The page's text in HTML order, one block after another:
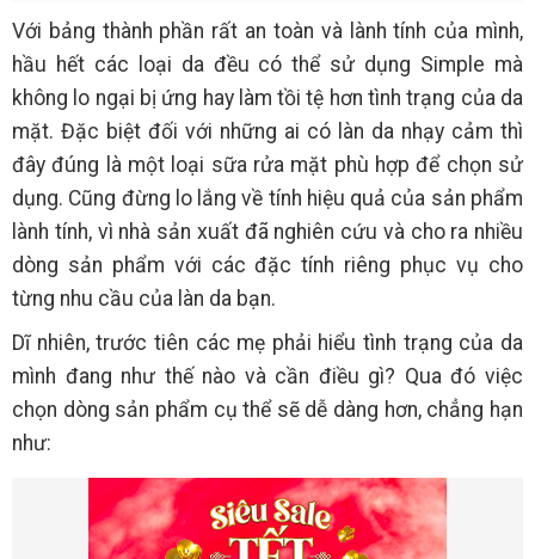
Với bảng thành phần rất an toàn và lành tính của mình,
hầu hết các loại da đều có thể sử dụng Simple mà
không lo ngại bị ứng hay làm tồi tệ hơn tình trạng của da
mặt. Đặc biệt đối với những ai có làn da nhạy cảm thì
đây đúng là một loại sữa rửa mặt phù hợp để chọn sử
dụng. Cũng đừng lo lắng về tính hiệu quả của sản phẩm
lành tính, vì nhà sản xuất đã nghiên cứu và cho ra nhiều
dòng sản phẩm với các đặc tính riêng phục vụ cho
từng nhu cầu của làn da bạn.
Dĩ nhiên, trước tiên các mẹ phải hiểu tình trạng của da
mình đang như thế nào và cần điều gì? Qua đó việc
chọn dòng sản phẩm cụ thể sẽ dễ dàng hơn, chẳng hạn
như: